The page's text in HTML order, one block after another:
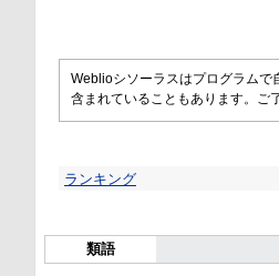
Weblioシソーラスはプログラムで
含まれていることもあります。ご
ランキング
類語